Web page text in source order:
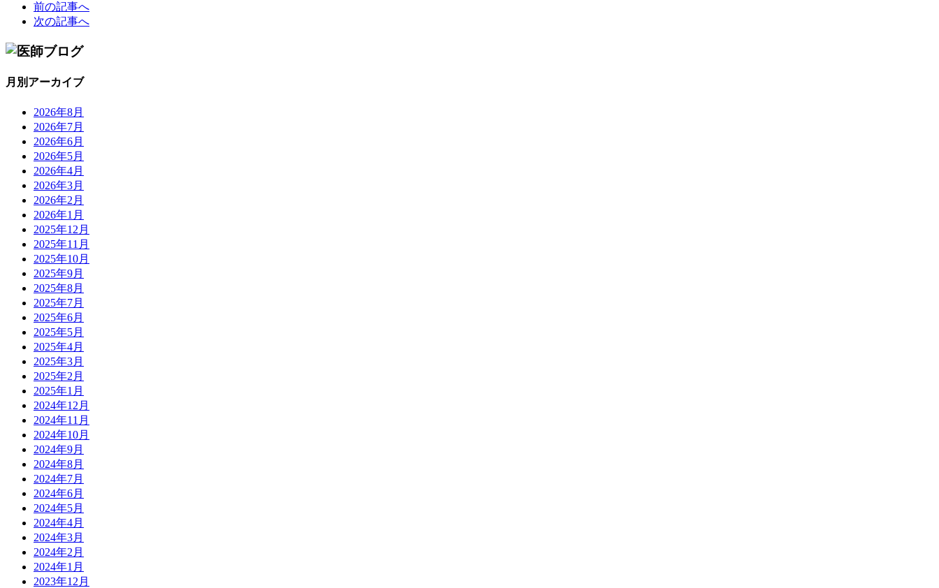
前の記事へ
次の記事へ
月別アーカイブ
2026年8月
2026年7月
2026年6月
2026年5月
2026年4月
2026年3月
2026年2月
2026年1月
2025年12月
2025年11月
2025年10月
2025年9月
2025年8月
2025年7月
2025年6月
2025年5月
2025年4月
2025年3月
2025年2月
2025年1月
2024年12月
2024年11月
2024年10月
2024年9月
2024年8月
2024年7月
2024年6月
2024年5月
2024年4月
2024年3月
2024年2月
2024年1月
2023年12月